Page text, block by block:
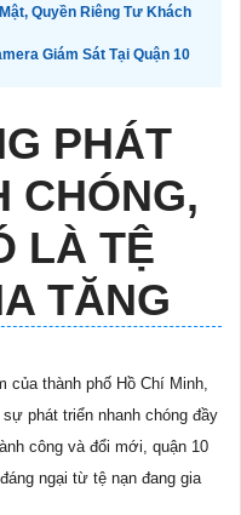
Quyền Riêng Tư Khách
Giám Sát Tại Quận 10
PHÁT
CHÓNG,
LÀ TỆ
TĂNG
của thành phố Hồ Chí Minh,
phát triển nhanh chóng đầy
công và đổi mới, quận 10
ngại từ tệ nạn đang gia